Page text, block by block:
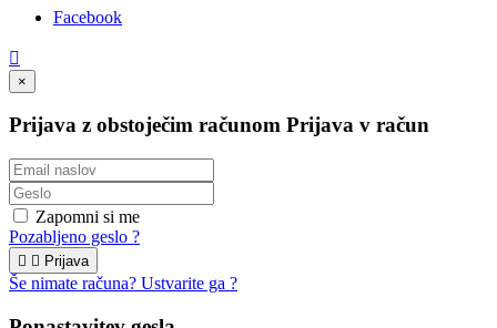
Facebook

×
Prijava z obstoječim računom Prijava v račun
Zapomni si me
Pozabljeno geslo ?
  Prijava
Še nimate računa? Ustvarite ga ?